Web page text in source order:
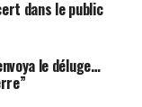
dans le public
le déluge…